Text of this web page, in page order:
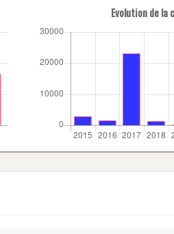
Evolution de la